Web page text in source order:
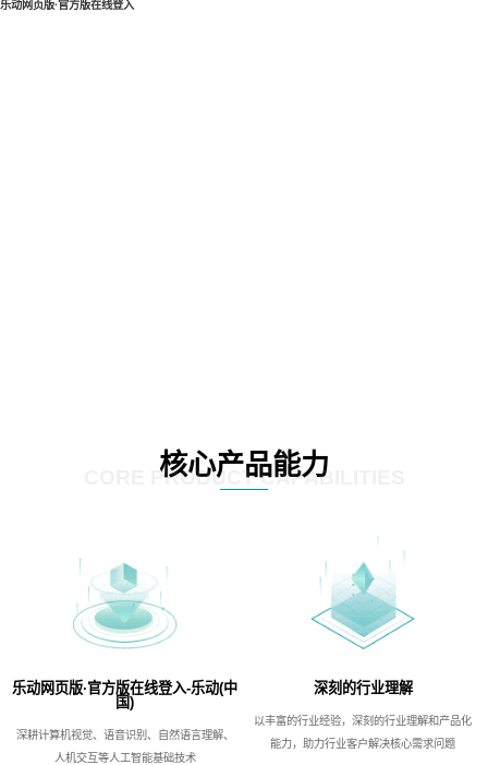
乐动网页版·官方版在线登入
核心产品能力
CORE PRODUCT CAPABILITIES
乐动网页版·官方版在线登入-乐动(中
国)
深耕计算机视觉、语音识别、自然语言理解、
人机交互等人工智能基础技术
深刻的行业理解
以丰富的行业经验，深刻的行业理解和产品化
能力，助力行业客户解决核心需求问题